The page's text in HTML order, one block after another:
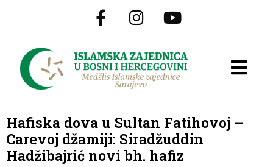
Hafiska dova u Sultan Fatihovoj –
Carevoj džamiji: Siradžuddin
Hadžibajrić novi bh. hafiz